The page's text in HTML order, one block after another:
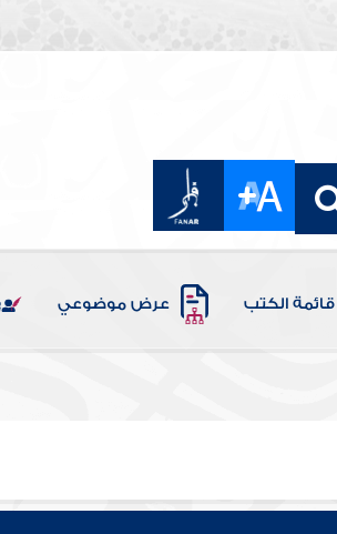
قائمة الكتب عرض موضوعي